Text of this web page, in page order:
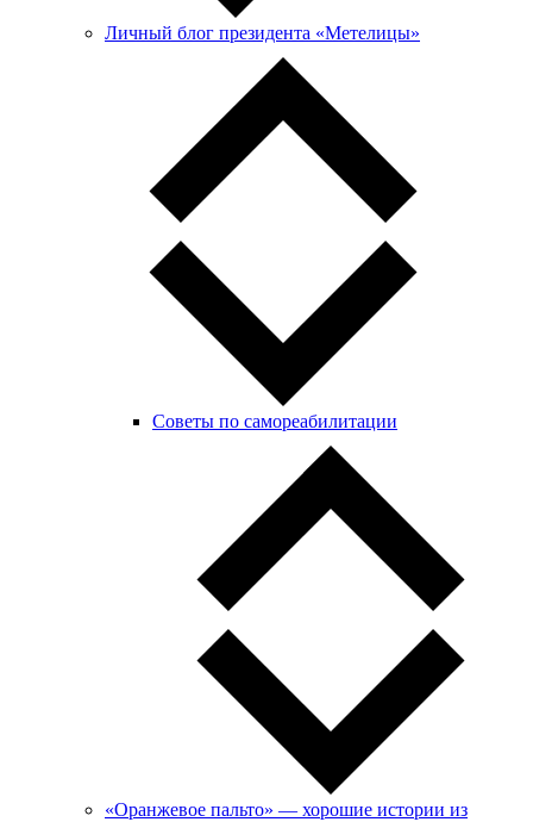
Личный блог президента «Метелицы»
Советы по самореабилитации
«Оранжевое пальто» — хорошие истории из